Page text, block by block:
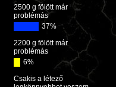
2500 g fölött már
problémás
37%
2200 g fölött már
problémás
6%
Csakis a létező